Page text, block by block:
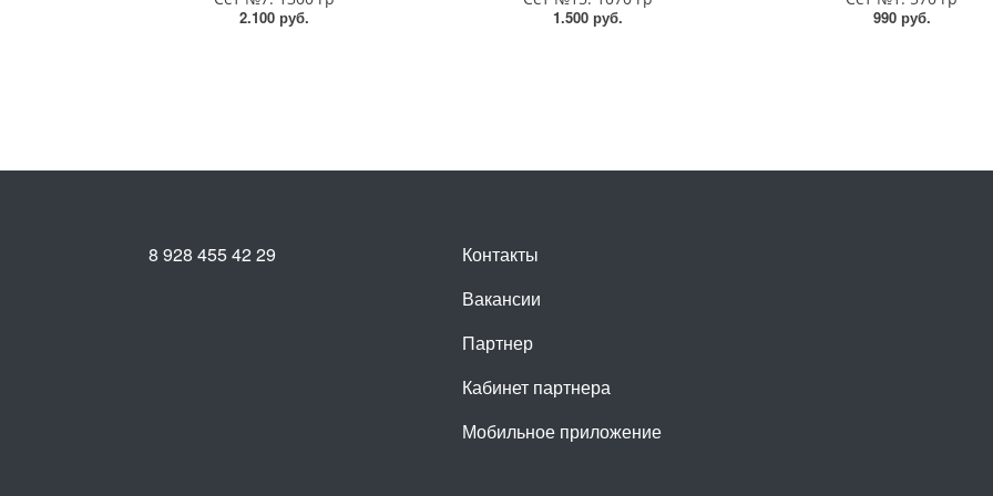
2.100 руб.
1.500 руб.
990 руб.
Контакты
Вакансии
Партнер
Кабинет партнера
Мобильное приложение
8 928 455 42 29